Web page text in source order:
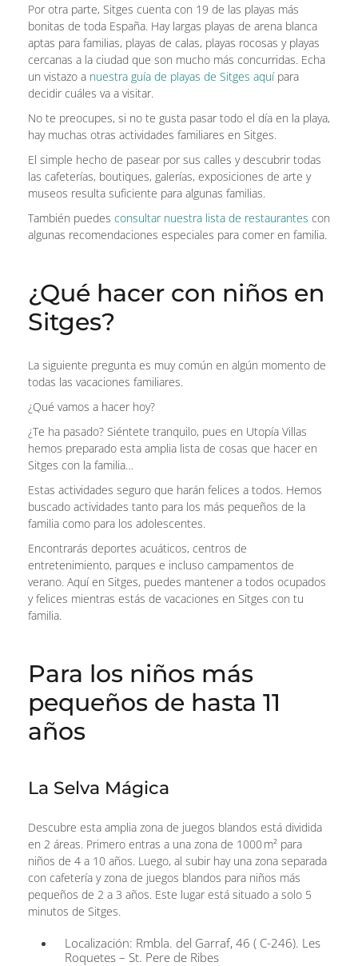
Por otra parte, Sitges cuenta con 19 de las playas más
bonitas de toda España. Hay largas playas de arena blanca
aptas para familias, playas de calas, playas rocosas y playas
cercanas a la ciudad que son mucho más concurridas. Echa
un vistazo a nuestra guía de playas de Sitges aquípara
decidir cuáles va a visitar.
No te preocupes, si no te gusta pasar todo el día en la playa,
hay muchas otras actividades familiares en Sitges.
El simple hecho de pasear por sus calles y descubrir todas
las cafeterías, boutiques, galerías, exposiciones de arte y
museos resulta suficiente para algunas familias.
También puedes consultar nuestra lista de restaurantes con
algunas recomendaciones especiales para comer en familia.
¿Qué hacer con niños en
Sitges?
La siguiente pregunta es muy común en algún momento de
todas las vacaciones familiares.
¿Qué vamos a hacer hoy?
¿Te ha pasado? Siéntete tranquilo, pues en Utopía Villas
hemos preparado esta amplia lista de cosas que hacer en
Sitges con la familia…
Estas actividades seguro que harán felices a todos. Hemos
buscado actividades tanto para los más pequeños de la
familia como para los adolescentes.
Encontrarás deportes acuáticos, centros de
entretenimiento, parques e incluso campamentos de
verano. Aquí en Sitges, puedes mantener a todos ocupados
y felices mientras estás de vacaciones en Sitges con tu
familia.
Para los niños más
pequeños de hasta 11
años
La Selva Mágica
Descubre esta amplia zona de juegos blandos está dividida
en 2 áreas. Primero entras a una zona de 1000 m² para
niños de 4 a 10 años. Luego, al subir hay una zona separada
con cafetería y zona de juegos blandos para niños más
pequeños de 2 a 3 años. Este lugar está situado a solo 5
minutos de Sitges.
Localización: Rmbla. del Garraf, 46 ( C-246). Les
Roquetes – St. Pere de Ribes